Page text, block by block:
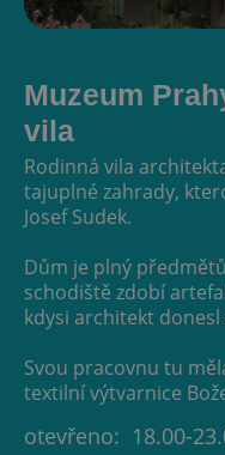
Muzeum
vila
Rodinná vila
tajuplné zahrady,
Josef Sudek.
Dům je plný
schodiště zdobí
kdysi architekt
Svou pracovnu tu
textilní výtvarnice
otevřeno: 18.00-